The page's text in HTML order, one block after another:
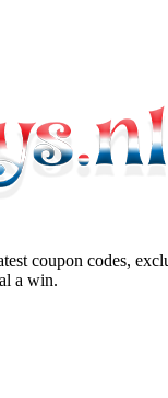
coupon codes,
a win.